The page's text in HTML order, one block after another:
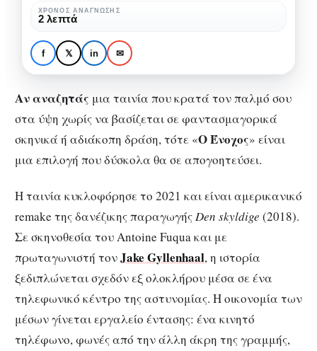
ΚΙΝΗΜΑΤΟΓΡΆΦΟΣ ΚΡΙΤΙΚΈΣ
Ο Ένοχος – Ένα
καθηλωτικό ψυχολογικό
θρίλερ στο Netflix
καθηλωτικό
ψυχολογικό
θρίλερ
στο
ΧΡΌΝΟΣ ΑΝΆΓΝΩΣΗΣ
2 λεπτά
f 𝕏 in ✉
Αν αναζητάς μια ταινία που κρατά τον παλμό σου
στα ύψη χωρίς να βασίζεται σε φαντασμαγορικά
σκηνικά ή αδιάκοπη δράση, τότε «Ο Ένοχος» είναι
μια επιλογή που δύσκολα θα σε απογοητεύσει.
Η ταινία κυκλοφόρησε το 2021 και είναι αμερικανικό
remake της δανέζικης παραγωγήςDen skyldige (2018).
Σε σκηνοθεσία του Antoine Fuqua και με
πρωταγωνιστή τονJake Gyllenhaal, η ιστορία
ξεδιπλώνεται σχεδόν εξ ολοκλήρου μέσα σε ένα
τηλεφωνικό κέντρο της αστυνομίας. Η οικονομία των
μέσων γίνεται εργαλείο έντασης: ένα κινητό
τηλέφωνο, φωνές από την άλλη άκρη της γραμμής,